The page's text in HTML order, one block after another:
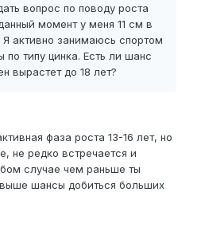
вопрос по поводу роста
момент у меня 11 см в
активно занимаюсь спортом
по типу цинка. Есть ли шанс
вырастет до 18 лет?
фаза роста 13-16 лет, но
не редко встречается и
случае чем раньше ты
шансы добиться больших